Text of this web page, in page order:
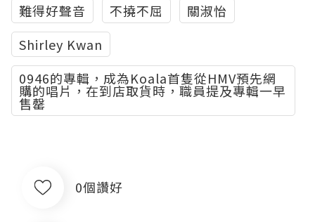
難得好聲音 不撓不屈
關淑怡
Shirley Kwan
0946的專輯，成為Koala首隻從HMV預先網
購的唱片，在到店取貨時，職員提及專輯一早
售罄
0個讚好